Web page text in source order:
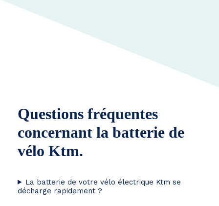
Questions fréquentes
concernant la batterie de
vélo Ktm.
La batterie de votre vélo électrique Ktm se
décharge rapidement ?